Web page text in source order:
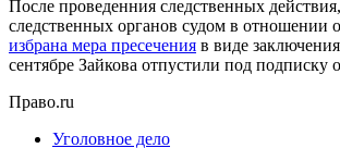
После проведенния следственных
следственных органов судом в отношении
избрана мера пресечения в виде
сентябре Зайкова отпустили под подписку
Право.ru
Уголовное дело